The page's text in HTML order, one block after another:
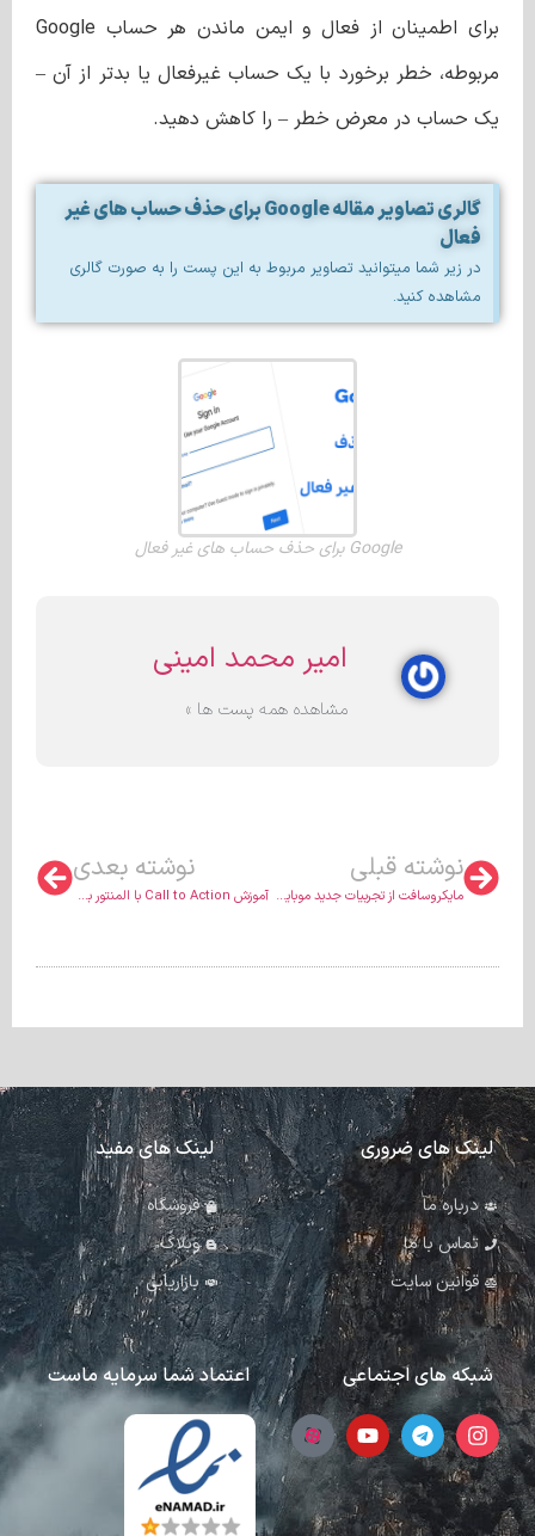
برای اطمینان از فعال و ایمن ماندن هر حساب Google
مربوطه، خطر برخورد با یک حساب غیرفعال یا بدتر از آن –
یک حساب در معرض خطر – را کاهش دهید.
گالری تصاویر مقاله Google برای حذف حساب های غیر
فعال
در زیر شما میتوانید تصاویر مربوط به این پست را به صورت گالری
مشاهده کنید.
Google برای حذف حساب های غیر فعال
امیر محمد امینی
مشاهده همه پست ها »
نوشته قبلی
مایکروسافت از تجربیات جدید موبایل اول برای Bing & Edge رونمایی کرد
نوشته بعدی
آموزش Call to Action با المنتور بدون کدنویسی
لینک های ضروری
درباره ما
تماس با ما
قوانین سایت
لینک های مفید
فروشگاه
وبلاگ
بازاریابی
شبکه های اجتماعی اعتماد شما سرمایه ماست